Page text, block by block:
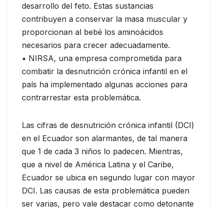
desarrollo del feto. Estas sustancias
contribuyen a conservar la masa muscular y
proporcionan al bebé los aminoácidos
necesarios para crecer adecuadamente.
• NIRSA, una empresa comprometida para
combatir la desnutrición crónica infantil en el
país ha implementado algunas acciones para
contrarrestar esta problemática.
Las cifras de desnutrición crónica infantil (DCI)
en el Ecuador son alarmantes, de tal manera
que 1 de cada 3 niños lo padecen. Mientras,
que a nivel de América Latina y el Caribe,
Ecuador se ubica en segundo lugar con mayor
DCI. Las causas de esta problemática pueden
ser varias, pero vale destacar como detonante